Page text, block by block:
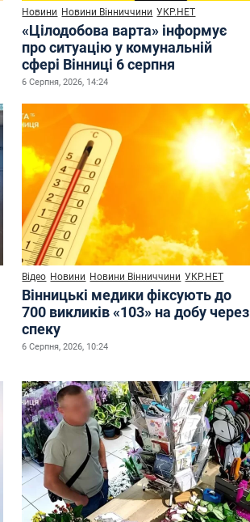
Новини Новини Вінниччини УКР.НЕТ
«Цілодобова варта» інформує
про ситуацію у комунальній
сфері Вінниці 6 серпня
6 Серпня, 2026, 14:24
Відео Новини Новини Вінниччини УКР.НЕТ
Вінницькі медики фіксують до
700 викликів «103» на добу через
спеку
6 Серпня, 2026, 10:24